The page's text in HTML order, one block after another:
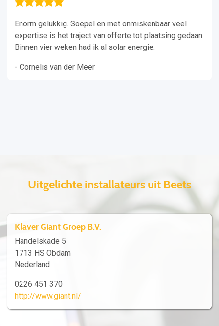
Enorm gelukkig. Soepel en met onmiskenbaar veel
expertise is het traject van offerte tot plaatsing gedaan.
Binnen vier weken had ik al solar energie.
- Cornelis van der Meer
Uitgelichte installateurs uit Beets
Klaver Giant Groep B.V.
Handelskade 5
1713 HS Obdam
Nederland
0226 451 370
http://www.giant.nl/